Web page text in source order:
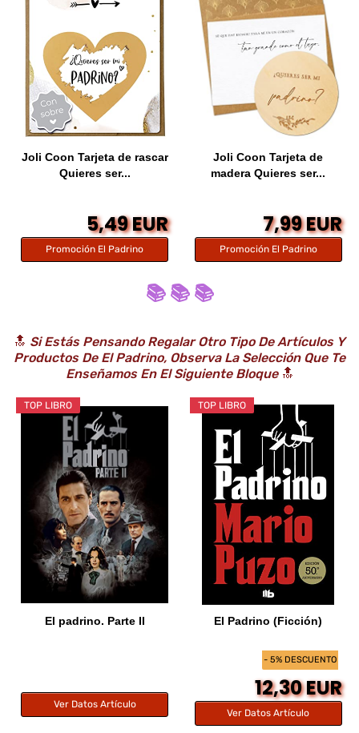
Joli Coon Tarjeta de rascar
Quieres ser...
5,49 EUR
Promoción El Padrino
Joli Coon Tarjeta de
madera Quieres ser...
7,99 EUR
Promoción El Padrino
📚 📚 📚
🔝 Si Estás Pensando Regalar Otro Tipo De Artículos Y
Productos De El Padrino, Observa La Selección Que Te
Enseñamos En El Siguiente Bloque🔝
TOP LIBRO
El padrino. Parte II
Ver Datos Artículo
- 5% DESCUENTO
TOP LIBRO
El Padrino (Ficción)
12,30 EUR
Ver Datos Artículo